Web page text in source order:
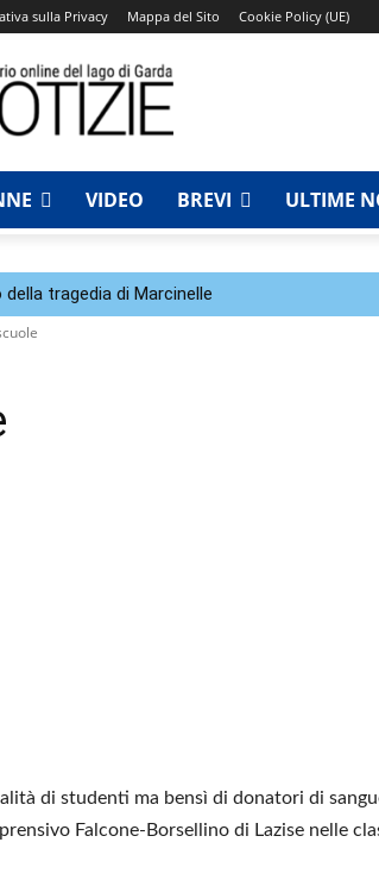
sulla Privacy Mappa del Sito Cookie Policy (UE)
VIDEO BREVI ULTIME
tragedia di Marcinelle
di studenti ma bensì di donatori di
Falcone-Borsellino di Lazise nelle